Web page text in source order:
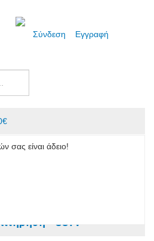
Σύνδεση Εγγραφή
σας είναι άδειο!
- CCTV